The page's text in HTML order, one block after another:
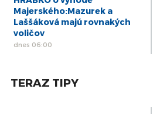
13
mar
DIÁR - štvrtok 13/03/25
Majerského:Mazurek a
Laššáková majú rovnakých
voličov
dnes 06:00
TERAZ TIPY